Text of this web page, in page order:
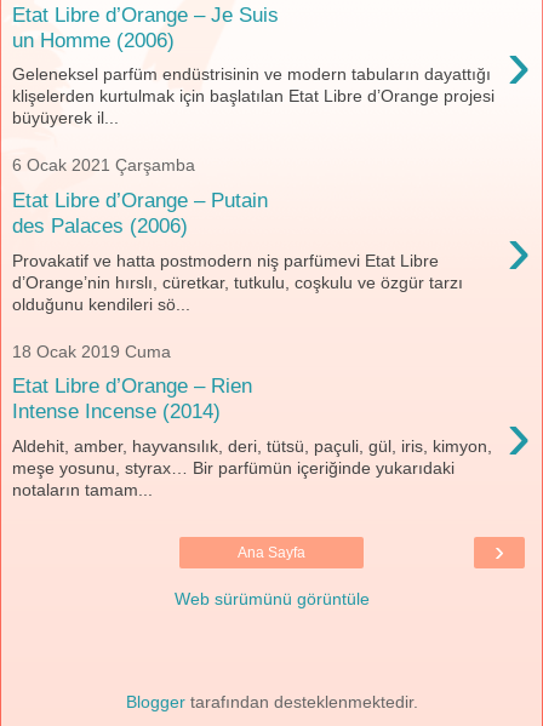
Etat Libre d’Orange – Je Suis
un Homme (2006)
›
Geleneksel parfüm endüstrisinin ve modern tabuların dayattığı
klişelerden kurtulmak için başlatılan Etat Libre d’Orange projesi
büyüyerek il...
6 Ocak 2021 Çarşamba
Etat Libre d’Orange – Putain
des Palaces (2006)
›
Provakatif ve hatta postmodern niş parfümevi Etat Libre
d’Orange’nin hırslı, cüretkar, tutkulu, coşkulu ve özgür tarzı
olduğunu kendileri sö...
18 Ocak 2019 Cuma
Etat Libre d’Orange – Rien
Intense Incense (2014)
›
Aldehit, amber, hayvansılık, deri, tütsü, paçuli, gül, iris, kimyon,
meşe yosunu, styrax… Bir parfümün içeriğinde yukarıdaki
notaların tamam...
›
Ana Sayfa
Web sürümünü görüntüle
Bloggertarafından desteklenmektedir.